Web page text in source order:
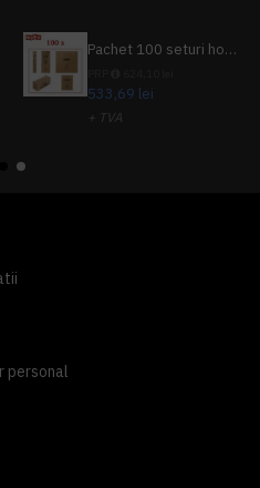
Pachet 100 seturi hoteliere, set dentar, set barbierit, casca de dus, pila unghii, set cusut
533,69 lei
+ TVA
personal